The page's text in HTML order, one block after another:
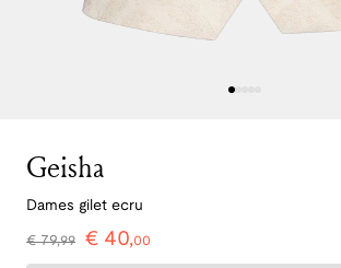
Geisha
Dames gilet ecru
€79,99 € 40,00